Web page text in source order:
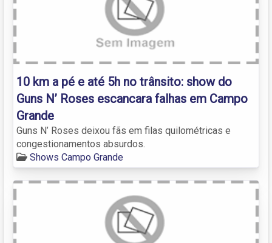
10 km a pé e até 5h no trânsito: show do
Guns N’ Roses escancara falhas em Campo
Grande
Guns N’ Roses deixou fãs em filas quilométricas e
congestionamentos absurdos.
Shows Campo Grande